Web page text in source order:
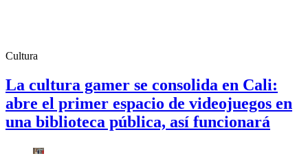
Cultura
La cultura gamer se consolida en Cali:
abre el primer espacio de videojuegos en
una biblioteca pública, así funcionará